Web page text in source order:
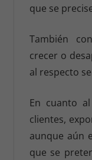
que se
También
crecer o
al respecto
En cuanto
clientes,
aunque aún
que se